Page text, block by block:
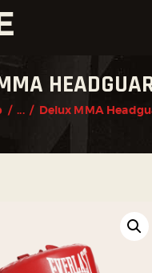
... Delux MMA